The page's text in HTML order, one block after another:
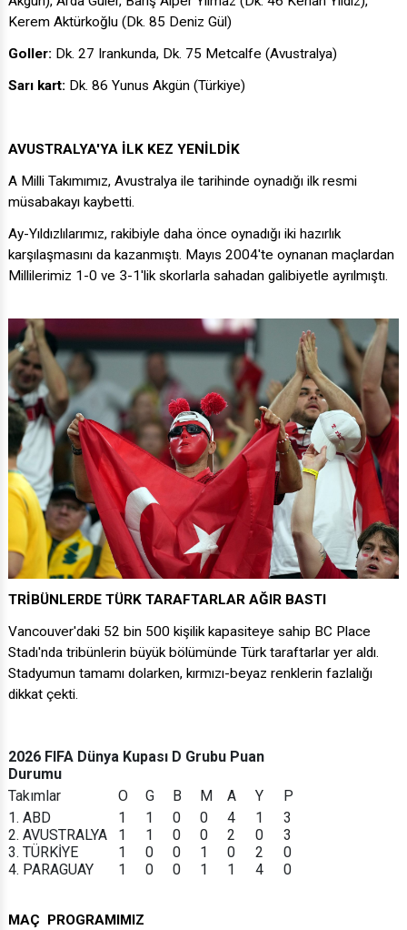
Kerem Aktürkoğlu (Dk. 85 Deniz Gül)
Goller: Dk. 27 Irankunda, Dk. 75 Metcalfe (Avustralya)
Sarı kart: Dk. 86 Yunus Akgün (Türkiye)
AVUSTRALYA'YA İLK KEZ YENİLDİK
A Milli Takımımız, Avustralya ile tarihinde oynadığı ilk resmi
müsabakayı kaybetti.
Ay-Yıldızlılarımız, rakibiyle daha önce oynadığı iki hazırlık
karşılaşmasını da kazanmıştı. Mayıs 2004'te oynanan maçlardan
Millilerimiz 1-0 ve 3-1'lik skorlarla sahadan galibiyetle ayrılmıştı.
TRİBÜNLERDE TÜRK TARAFTARLAR AĞIR BASTI
Vancouver'daki 52 bin 500 kişilik kapasiteye sahip BC Place
Stadı'nda tribünlerin büyük bölümünde Türk taraftarlar yer aldı.
Stadyumun tamamı dolarken, kırmızı-beyaz renklerin fazlalığı
dikkat çekti.
2026 FIFA Dünya Kupası D Grubu Puan
Durumu
Takımlar
O G B M A Y
P
1. ABD
1 1 0 0 4 1
3
2. AVUSTRALYA
1 1 0 0 2 0
3
3. TÜRKİYE
1 0 0 1 0 2
0
4. PARAGUAY
1 0 0 1 1 4 0
MAÇ PROGRAMIMIZ